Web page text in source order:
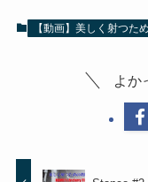
【動画】美しく射つた
よか